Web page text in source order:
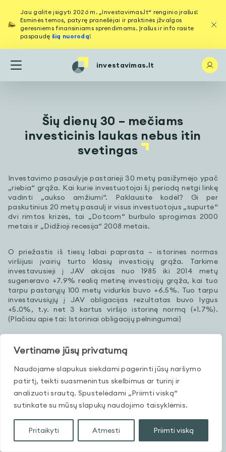
Vertiname jūsų privatumą
Naudojame slapukus siekdami pagerinti jūsų naršymo
patirtį, teikti suasmenintus skelbimus ar turinį ir
analizuoti srautą. Spustelėdami „Priimti viską“
sutinkate su mūsų slapukų naudojimo taisyklėmis.
Pritaikyti Atmesti Priimti viską
Jau galite įsigyti 2026 m. „Investavimas.lt“ renginio įrašus!
Esminės temos, patyrę pranešėjai ir praktinės įžvalgos
geresniems finansiniams sprendimams. Įrašus ir info rasite
paspaudę šią nuorodą!
investavimas.lt
Šių dienų 30 – mečiams
investicinis laukas nebus itin
svetingas
Investavimo pasaulyje pastarieji 30 metų pasižymėjo ypač
„riebia“ grąža. Kai kurie investuotojai šį periodą netgi linkę
vadinti „aukso amžiumi“. Paklausite kodėl? Gi per
paskutinius 20 metų pasaulį ir visus investuotojus „supurtė“
dvi rimtos krizės, tai „Dotcom“ burbulo sprogimas 2000
metais ir „Didžioji recesija“ 2008 metais.
O priežastis iš tiesų labai paprasta – istorines normas
viršijusi įvairių turto klasių investicijų grąža. Tarkime
investavusieji į JAV akcijas nuo 1985 iki 2014 metų
sugeneravo +7.9% realią metinę investicijų grąža, kai tuo
tarpu pastarųjų 100 metų vidurkis buvo +6.5%. Tuo tarpu
investavusiųjų į JAV obligacijas rezultatas buvo lygus
+5.0%, t.y. net 3 kartus viršijo istorinę normą (+1.7%).
(Plačiau apie tai: Istoriniai obligacijų pelningumai)
Panašūs rezultatai buvo ir Vakarų Europoje ir kaip matėme,
šis geresnės nei istoriniai vidurkiai grąžos periodas (angl.
Be abejo, galima pateikti ne vieną priežastį, kodėl šis
periodas buvo „auksinis“. Tai ir mažėjanti infliacija, kuri 1980
metais siekė apie 10%, o šiuo metu svyruoja apie 0%, ir
didėjantys įmonių pelnai dėl globalizacijos bei atsivėrusių
naujų rinkų, kaip pavyzdžiui Kinija, ir santykinai brangesnės
akcijų kainos. Prie viso to dar galima būtų pridėti